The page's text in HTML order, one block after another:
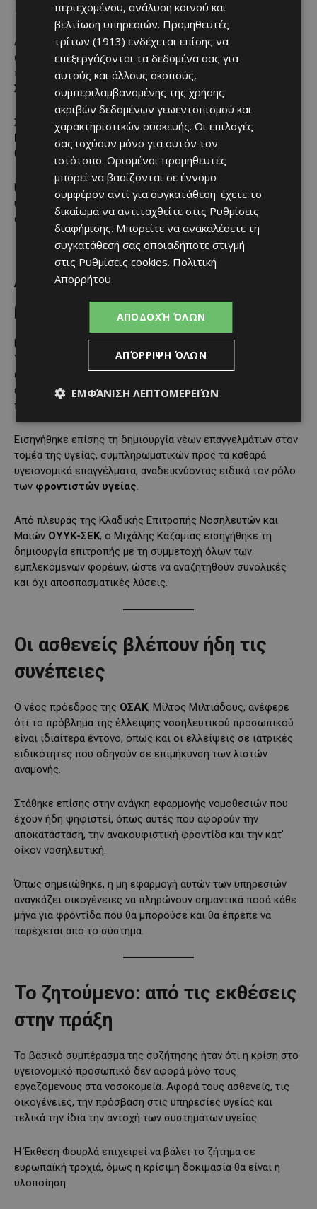
Ευρώπη
Αναφερόμενη στα επόμενα βήματα, η Στέλλα Κυριακίδου
εξέφρασε την εκτίμηση ότι η Έκθεση θα εγκριθεί με μεγάλη
πλειοψηφία από το Ευρωπαϊκό Κοινοβούλιο τον
Σεπτέμβριο.
Στη συνέχεια, όπως ανέφερε, το ζήτημα θα περάσει στην
Ευρωπαϊκή Επιτροπή
, με στόχο να υπάρξει εισήγηση που
θα οδηγηθεί στα κράτη μέλη.
Η ίδια σημείωσε ότι, εάν το θέμα καταφέρει να προχωρήσει
υπό μορφή σύστασης προς τα κράτη μέλη, αυτό θα
αποτελεί ουσιαστικό βήμα υλοποίησης.
Ανάγκη για κονδύλια, νέους
ρόλους και συνολικές λύσεις
Η αναπληρώτρια Γενική Διευθύντρια τουΥπουργείου
Υγείας
, Ελισάβετ Κωνσταντίνου, υπογράμμισε την ανάγκη
εξασφάλισης κονδυλίων που θα διευκολύνουν την
εφαρμογή πολιτικών για την αντιμετώπιση των
προβλημάτων.
Εισηγήθηκε επίσης τη δημιουργία νέων επαγγελμάτων στον
τομέα της υγείας, συμπληρωματικών προς τα καθαρά
υγειονομικά επαγγέλματα, αναδεικνύοντας ειδικά τον ρόλο
των φροντιστών υγείας.
Από πλευράς της Κλαδικής Επιτροπής Νοσηλευτών και
Μαιών ΟΥΥΚ-ΣΕΚ, ο Μιχάλης Καζαμίας εισηγήθηκε τη
δημιουργία επιτροπής με τη συμμετοχή όλων των
εμπλεκόμενων φορέων, ώστε να αναζητηθούν συνολικές
και όχι αποσπασματικές λύσεις.
Οι ασθενείς βλέπουν ήδη τις
συνέπειες
Ο νέος πρόεδρος της ΟΣΑΚ, Μίλτος Μιλτιάδους, ανέφερε
ότι το πρόβλημα της έλλειψης νοσηλευτικού προσωπικού
είναι ιδιαίτερα έντονο, όπως και οι ελλείψεις σε ιατρικές
ειδικότητες που οδηγούν σε επιμήκυνση των λιστών
αναμονής.
Στάθηκε επίσης στην ανάγκη εφαρμογής νομοθεσιών που
έχουν ήδη ψηφιστεί, όπως αυτές που αφορούν την
αποκατάσταση, την ανακουφιστική φροντίδα και την κατ’
οίκον νοσηλευτική.
Όπως σημειώθηκε, η μη εφαρμογή αυτών των υπηρεσιών
αναγκάζει οικογένειες να πληρώνουν σημαντικά ποσά κάθε
μήνα για φροντίδα που θα μπορούσε και θα έπρεπε να
παρέχεται από το σύστημα.
Το ζητούμενο: από τις εκθέσεις
στην πράξη
Το βασικό συμπέρασμα της συζήτησης ήταν ότι η κρίση στο
υγειονομικό προσωπικό δεν αφορά μόνο τους
εργαζόμενους στα νοσοκομεία. Αφορά τους ασθενείς, τις
οικογένειες, την πρόσβαση στις υπηρεσίες υγείας και
τελικά την ίδια την αντοχή των συστημάτων υγείας.
Η Έκθεση Φουρλά επιχειρεί να βάλει το ζήτημα σε
ευρωπαϊκή τροχιά, όμως η κρίσιμη δοκιμασία θα είναι η
υλοποίηση.
περιεχομένου, ανάλυση κοινού και
βελτίωση υπηρεσιών. Προμηθευτές
τρίτων (1913) ενδέχεται επίσης να
επεξεργάζονται τα δεδομένα σας για
αυτούς και άλλους σκοπούς,
συμπεριλαμβανομένης της χρήσης
ακριβών δεδομένων γεωεντοπισμού και
χαρακτηριστικών συσκευής. Οι επιλογές
σας ισχύουν μόνο για αυτόν τον
ιστότοπο. Ορισμένοι προμηθευτές
μπορεί να βασίζονται σε έννομο
συμφέρον αντί για συγκατάθεση· έχετε το
δικαίωμα να αντιταχθείτε στις Ρυθμίσεις
διαφήμισης. Μπορείτε να ανακαλέσετε τη
συγκατάθεσή σας οποιαδήποτε στιγμή
στις Ρυθμίσεις cookies. Πολιτική
Απορρήτου
ΑΠΟΔΟΧΉ ΌΛΩΝ
ΑΠΌΡΡΙΨΗ ΌΛΩΝ
ΕΜΦΆΝΙΣΗ ΛΕΠΤΟΜΕΡΕΙΏΝ